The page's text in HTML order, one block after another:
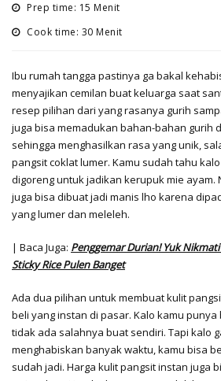
Prep time: 15 Menit
Cook time: 30 Menit
Ibu rumah tangga pastinya ga bakal
menyajikan cemilan buat keluarga saat
resep pilihan dari yang rasanya gurih
juga bisa memadukan bahan-bahan gurih
sehingga menghasilkan rasa yang unik,
pangsit coklat lumer. Kamu sudah tahu
digoreng untuk jadikan kerupuk mie ayam.
juga bisa dibuat jadi manis lho karena
yang lumer dan meleleh.
| Baca Juga: Penggemar Durian! Yuk
Sticky Rice Pulen Banget
Ada dua pilihan untuk membuat kulit
beli yang instan di pasar. Kalo kamu
tidak ada salahnya buat sendiri. Tapi kalo
menghabiskan banyak waktu, kamu bisa
sudah jadi. Harga kulit pangsit instan juga